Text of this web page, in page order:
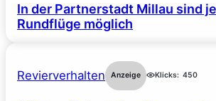
In der Partnerstadt Millau sind
Rundflüge möglich
Revierverhalten Anzeige Klicks: 450